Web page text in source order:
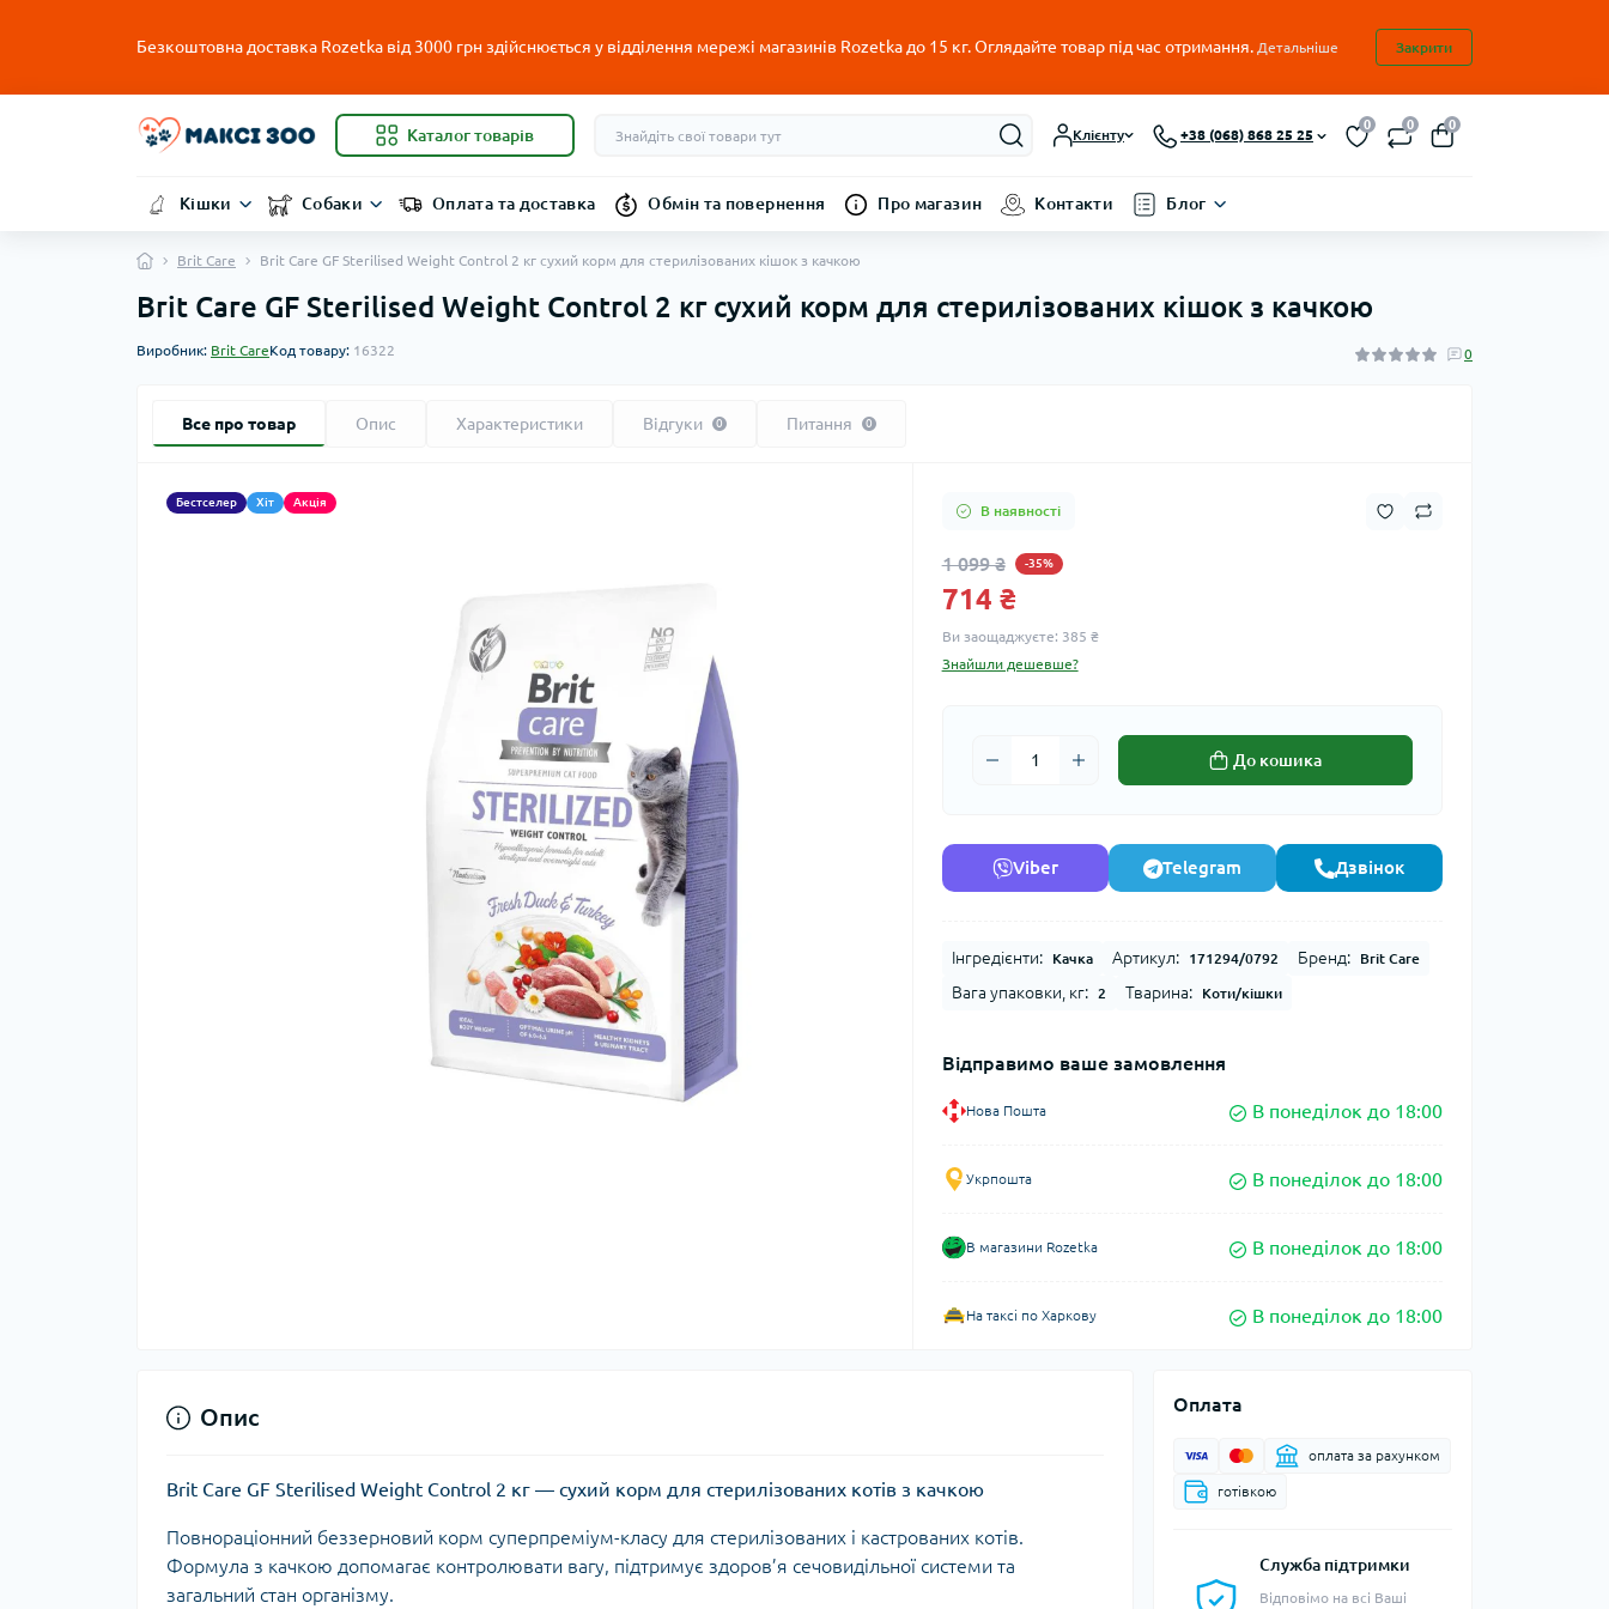
Безкоштовна доставка Rozetka від 3000 грн здійснюється у відділення мережі магазинів Rozetka до 15 кг. Оглядайте товар під час отримання. Детальніше Закрити
Каталог товарів Клієнту +38 (068) 868 25 25
0 0 0
Кішки Собаки Оплата та доставка Обмін та повернення Про магазин Контакти Блог
Brit Care Brit Care GF Sterilised Weight Control 2 кг сухий корм для стерилізованих кішок з качкою
Brit Care GF Sterilised Weight Control 2 кг сухий корм для стерилізованих кішок з качкою
Виробник: Brit CareКод товару: 16322 0
Все про товар Опис Характеристики Відгуки 0 Питання 0
Бестселер Хіт Акція
В наявності
1 099 ₴ -35%
714 ₴
Ви заощаджуєте: 385 ₴
Знайшли дешевше?
До кошика
Viber Telegram Дзвінок
Інгредієнти: Качка Артикул: 171294/0792 Бренд: Brit Care
Вага упаковки, кг: 2 Тварина: Коти/кішки
Відправимо ваше замовлення
Нова Пошта В понеділок до 18:00
Укрпошта В понеділок до 18:00
В магазини Rozetka В понеділок до 18:00
На таксі по Харкову В понеділок до 18:00
Оплата
оплата за рахунком
готівкою
Служба підтримки
Відповімо на всі Ваші
Опис
Brit Care GF Sterilised Weight Control 2 кг — сухий корм для стерилізованих котів з качкою
Повнораціонний беззерновий корм суперпреміум-класу для стерилізованих і кастрованих котів.
Формула з качкою допомагає контролювати вагу, підтримує здоров’я сечовидільної системи та
загальний стан організму.